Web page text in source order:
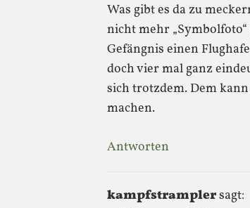
Was gibt es da zu
nicht mehr
Gefängnis einen
doch vier mal ganz
sich trotzdem. Dem
machen.
Antworten
kampfstramplersagt: